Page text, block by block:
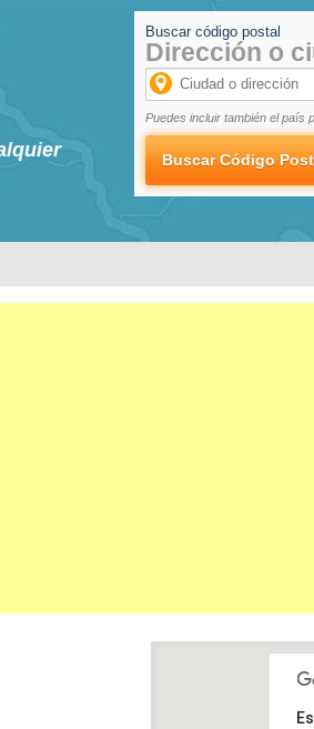
Buscar código postal
Dirección o
Puedes incluir también el país